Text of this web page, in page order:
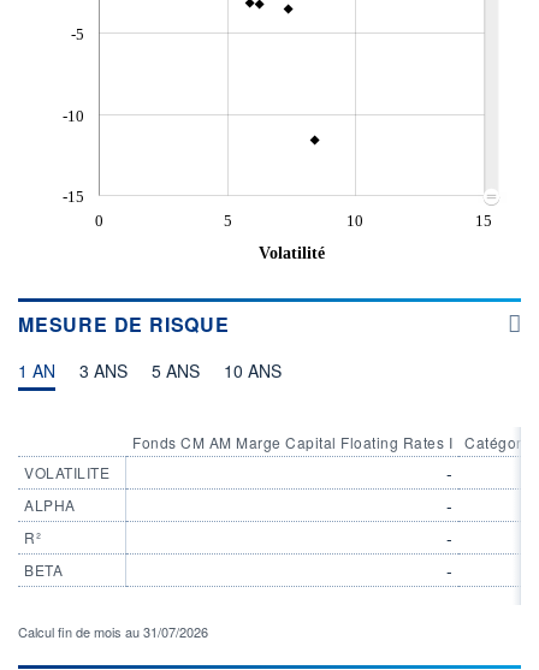
-15
-10
-5
0 5 10
15
Volatilité
MESURE DE RISQUE
1 AN 3 ANS 5 ANS 10 ANS
VOLATILITE
ALPHA
R²
BETA
Fonds CM AM Marge Capital Floating Rates I
-
-
-
-
Catégorie
Calcul fin de mois au 31/07/2026